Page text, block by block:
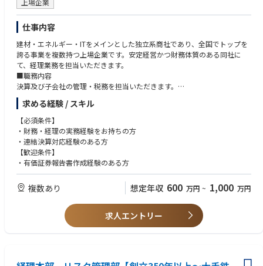
・社内への改善提言、改善状況のフォローアップ
■キャリアパス：
入社後はJ-SOX評価から初めて頂き、当社の業務に慣れて頂きましたら、
業務監査等にも対応頂けます。
当社は海外事業所もあるため、英語を活用した業務に携わることも可能な
環境です。
■組織構成：
当社の内部監査の部署は9名にて構成されており、男女半分ずつくらいの
割合となります。
■就業環境：
月平均残業20時間以下、テレワークを活用しており比較的自由度高く就業
頂くことが可能な環境です。
現在も４割の交代出社でリモート環境を継続しています。
出張は国内は月1回ほど、海外を担当する場合は年２～3回ほど可能性がご
ざいます。
上場企業
仕事内容
建材・エネルギー・ITをメインとした独立系商社であり、全国でトップを
誇る事業を複数持つ上場企業です。安定経営かつ財務体質のある同社に
て、経理業務を担当いただきます。
■職務内容
決算及び子会社の管理・税務を担当いただきます。
・単体決算
・連結決算作成業務
・子会社管理
・取引審査
・資金管理
・内部統制
求める経験 / スキル
【必須条件】
・財務・経理の実務経験をお持ちの方
・連結決算対応経験のある方
【歓迎条件】
・有価証券報告書作成経験のある方
複数あり 想定年収 600 万円 ~ 1,000 万円
求人エントリー